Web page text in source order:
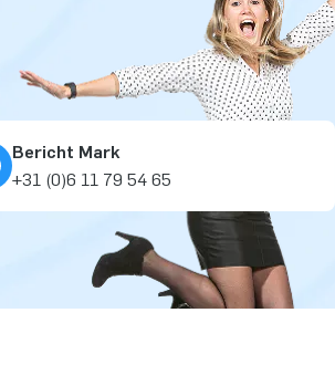
Bericht Mark
+31 (0)6 11 79 54 65